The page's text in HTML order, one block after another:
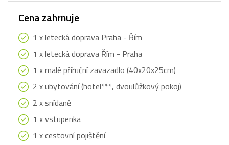
Cena zahrnuje
1 x letecká doprava Praha - Řím
1 x letecká doprava Řím - Praha
1 x malé příruční zavazadlo (40x20x25cm)
2 x ubytování (hotel***, dvoulůžkový pokoj)
2 x snídaně
1 x vstupenka
1 x cestovní pojištění